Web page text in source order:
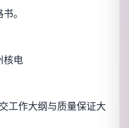
。
核电
工作大纲与质量保证大